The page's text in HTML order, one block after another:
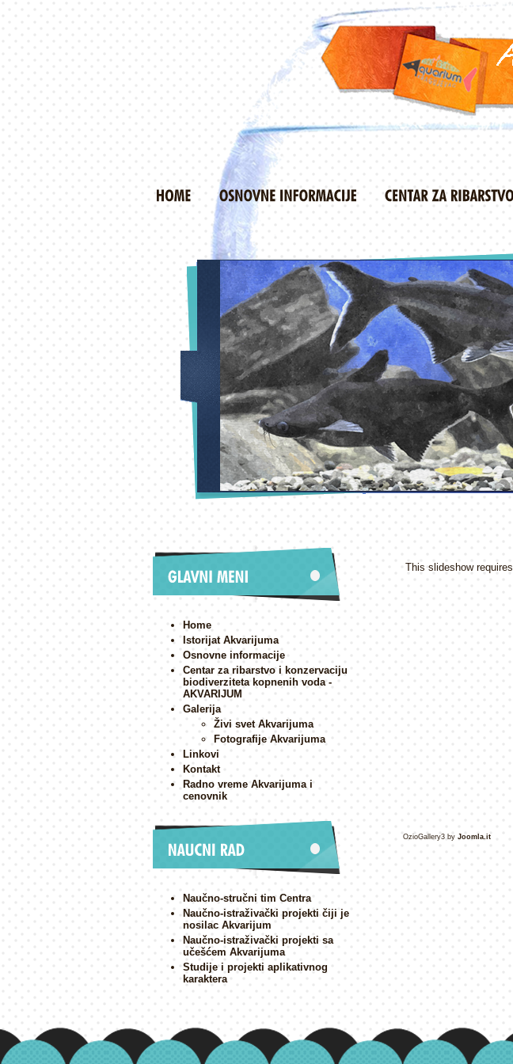
Home
Istorijat Akvarijuma
Osnovne informacije
Centar za ribarstvo i konzervaciju
biodiverziteta kopnenih voda -
AKVARIJUM
Galerija
Živi svet Akvarijuma
Fotografije Akvarijuma
Linkovi
Kontakt
Radno vreme Akvarijuma i
cenovnik
Naučno-stručni tim Centra
Naučno-istraživački projekti čiji je
nosilac Akvarijum
Naučno-istraživački projekti sa
učešćem Akvarijuma
Studije i projekti aplikativnog
karaktera
This slideshow requires
OzioGallery3 by Joomla.it